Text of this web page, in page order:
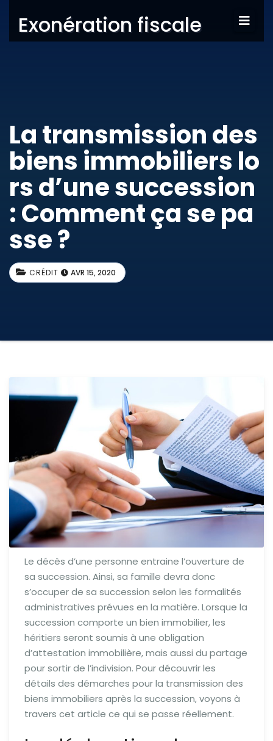
Exonération fiscale
La transmission des
biens immobiliers lo
rs d’une succession
: Comment ça se pa
sse ?
CRÉDIT AVR 15, 2020
Le décès d’une personne entraine l’ouverture de
sa succession. Ainsi, sa famille devra donc
s’occuper de sa succession selon les formalités
administratives prévues en la matière. Lorsque la
succession comporte un bien immobilier, les
héritiers seront soumis à une obligation
d’attestation immobilière, mais aussi du partage
pour sortir de l’indivision. Pour découvrir les
détails des démarches pour la transmission des
biens immobiliers après la succession, voyons à
travers cet article ce qui se passe réellement.